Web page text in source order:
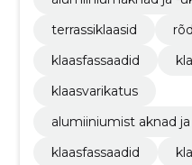
terrassiklaasid
klaasfassaadid
klaasvarikatus
alumiiniumist aknad
klaasfassaadid